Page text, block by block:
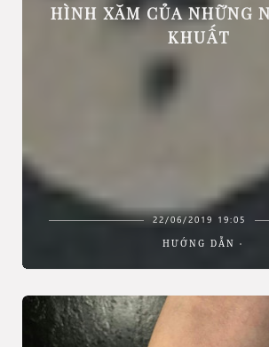
HÌNH XĂM CỦA NHỮNG
KHUẤT
22/06/2019 19:05
HƯỚNG DẪN